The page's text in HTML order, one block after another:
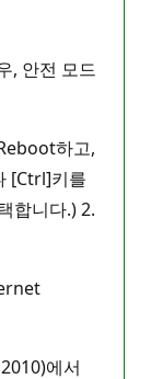
, 안전 모드
하고,
[Ctrl]키를
합니다.) 2.
에서